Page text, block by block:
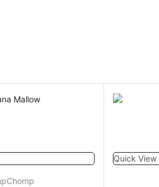
Quick View